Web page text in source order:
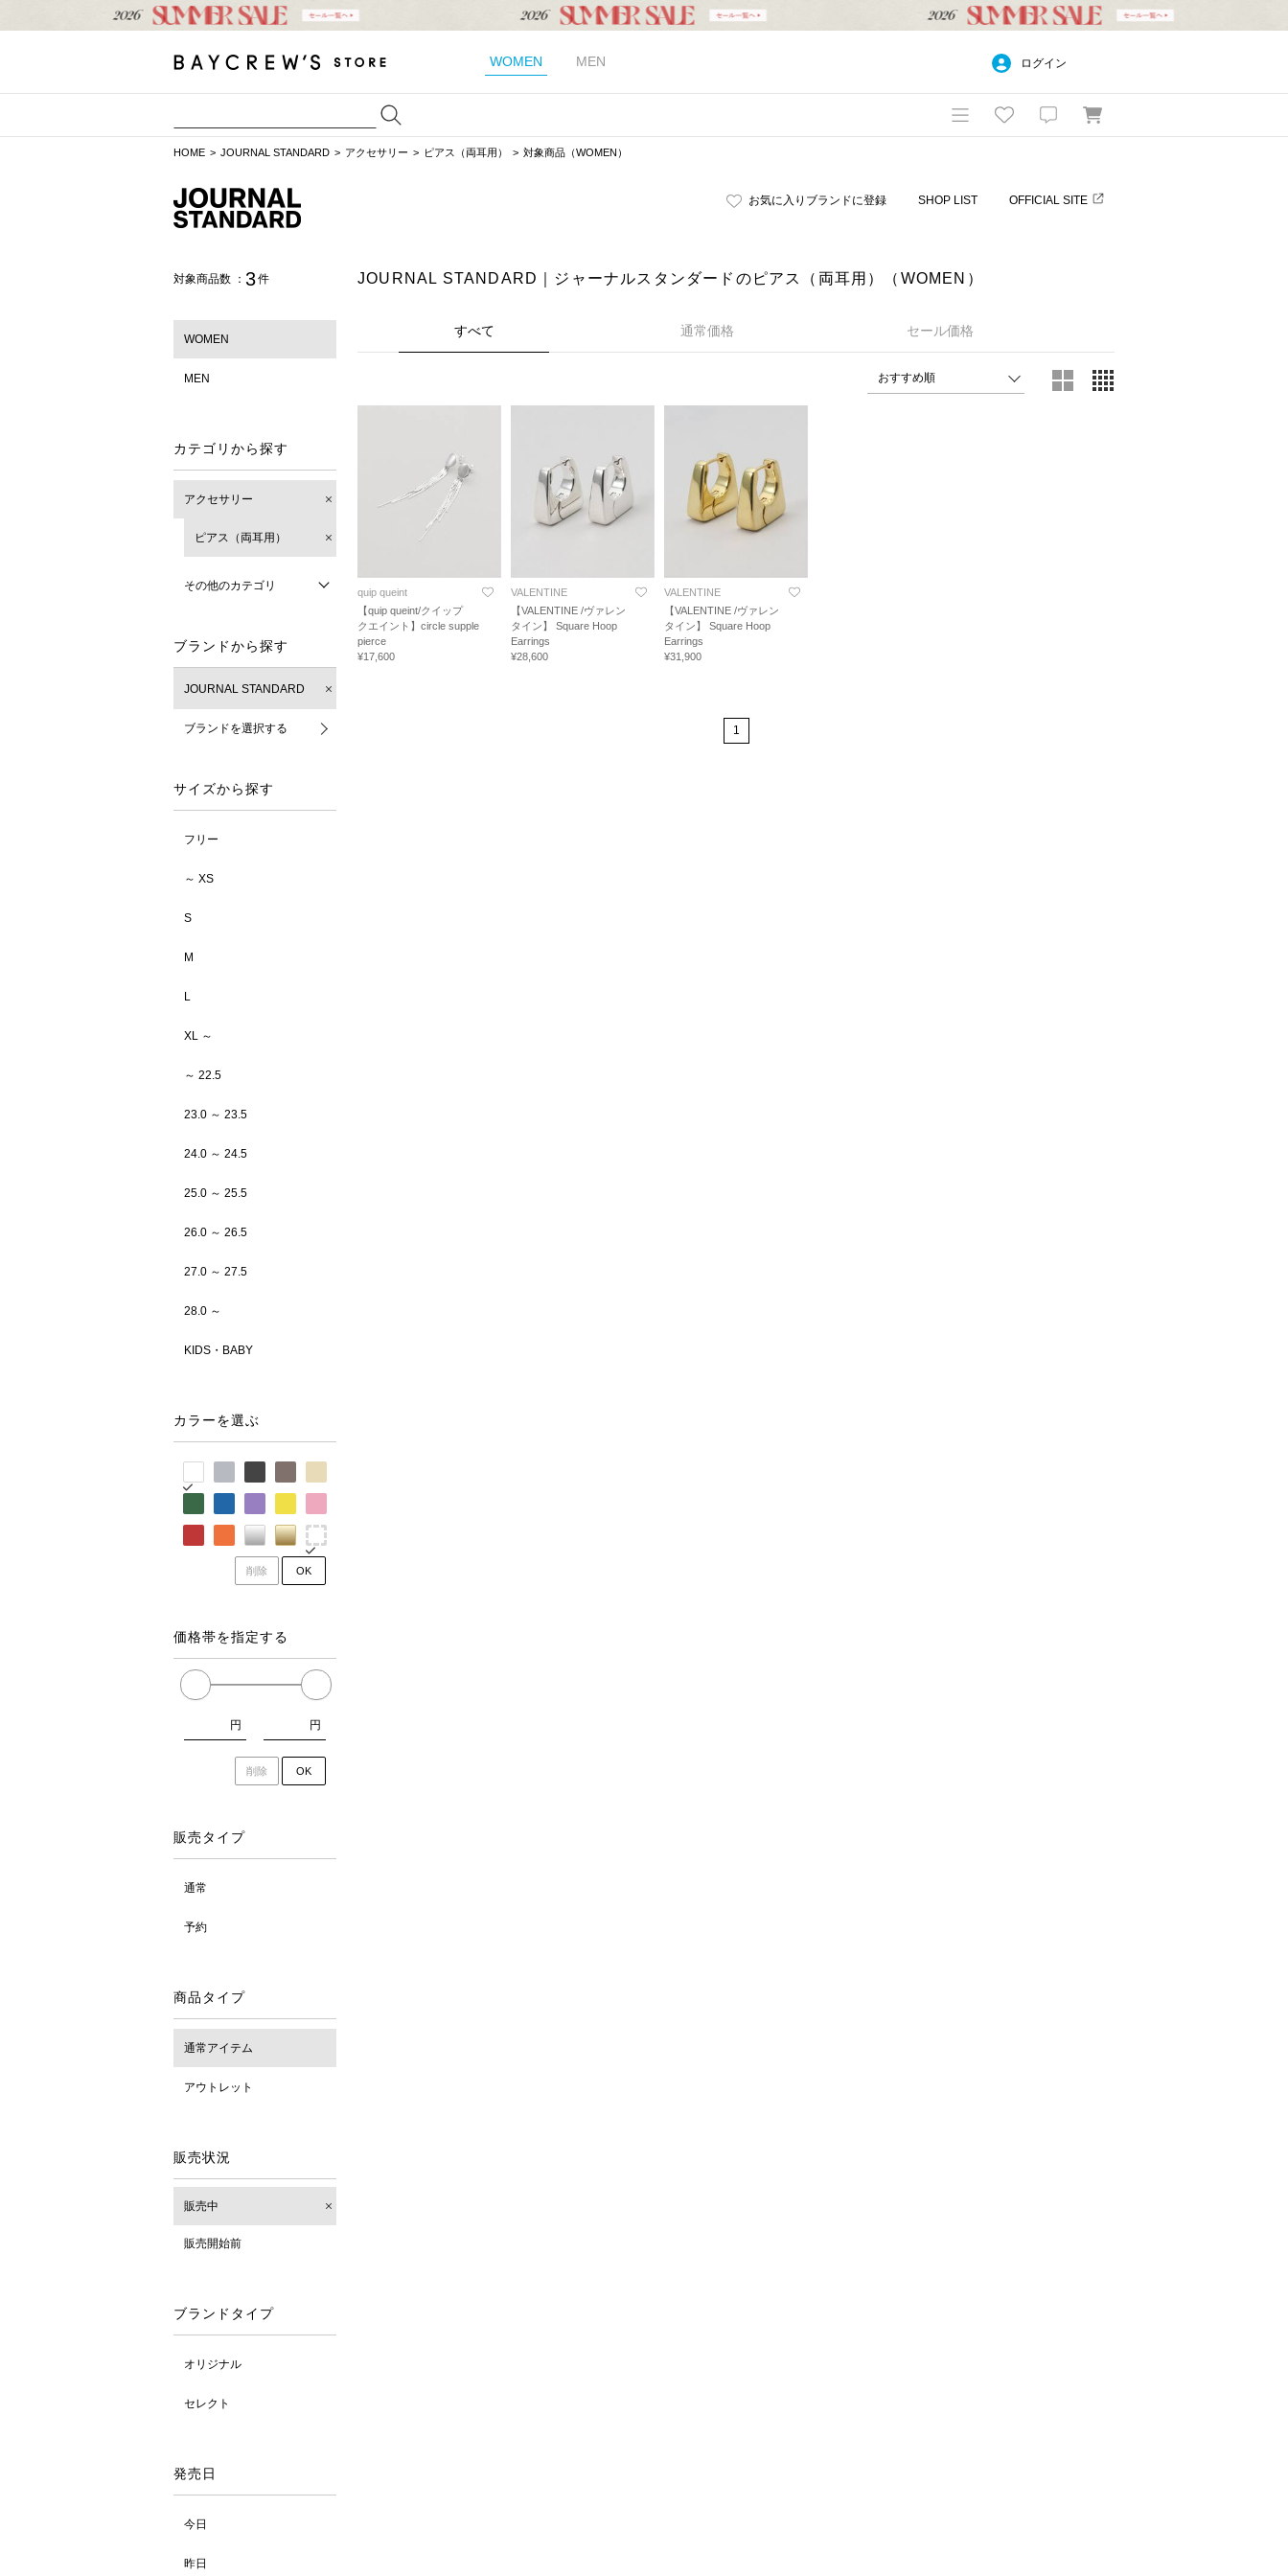
WOMEN MEN ログイン
HOME JOURNAL STANDARD アクセサリー ピアス（両耳用） 対象商品（WOMEN）
お気に入りブランドに登録 SHOP LIST OFFICIAL SITE
対象商品数 ： 3件
WOMEN
MEN
カテゴリから探す
アクセサリー
ピアス（両耳用）
その他のカテゴリ
ブランドから探す
JOURNAL STANDARD
ブランドを選択する
サイズから探す
フリー
～ XS
S
M
L
XL ～
～ 22.5
23.0 ～ 23.5
24.0 ～ 24.5
25.0 ～ 25.5
26.0 ～ 26.5
27.0 ～ 27.5
28.0 ～
KIDS・BABY
カラーを選ぶ
削除 OK
価格帯を指定する
円 円
削除 OK
販売タイプ
通常
予約
商品タイプ
通常アイテム
アウトレット
販売状況
販売中
販売開始前
ブランドタイプ
オリジナル
セレクト
発売日
今日
昨日
JOURNAL STANDARD｜ジャーナルスタンダードのピアス（両耳用）（WOMEN）
すべて 通常価格 セール価格
quip queint
【quip queint/クイップ
クエイント】circle supple
pierce
¥17,600
VALENTINE
【VALENTINE /ヴァレン
タイン】 Square Hoop
Earrings
¥28,600
VALENTINE
【VALENTINE /ヴァレン
タイン】 Square Hoop
Earrings
¥31,900
1